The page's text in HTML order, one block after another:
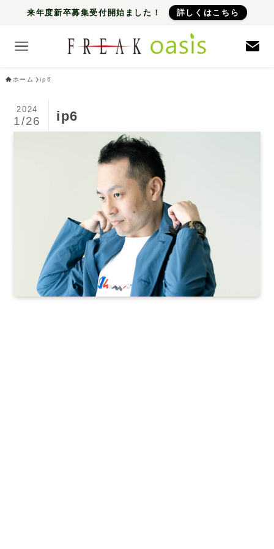
来年度新卒募集受付開始ました！ 詳しくはこちら
ホーム ip6
ip6
2024
1/26